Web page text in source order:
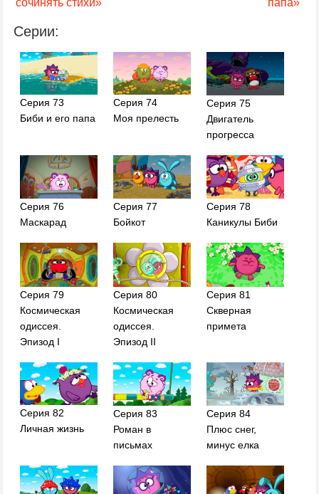
сочинять стихи»
папа»
Серии:
Серия 73
Биби и его папа
Серия 74
Моя прелесть
Серия 75
Двигатель
прогресса
Серия 76
Маскарад
Серия 77
Бойкот
Серия 78
Каникулы Биби
Серия 79
Космическая
одиссея.
Эпизод I
Серия 80
Космическая
одиссея.
Эпизод II
Серия 81
Скверная
примета
Серия 82
Личная жизнь
Серия 83
Роман в
письмах
Серия 84
Плюс снег,
минус елка